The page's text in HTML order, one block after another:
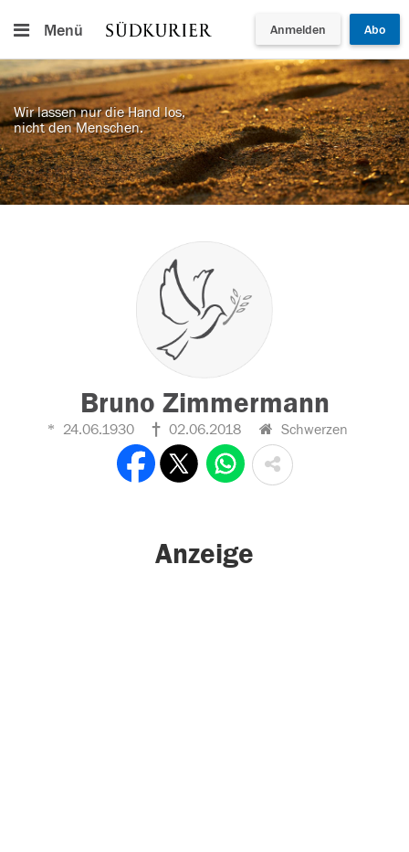
Menü Anmelden Abo
Wir lassen nur die Hand los,
nicht den Menschen.
Bruno Zimmermann
24.06.1930 02.06.2018 Schwerzen
Anzeige